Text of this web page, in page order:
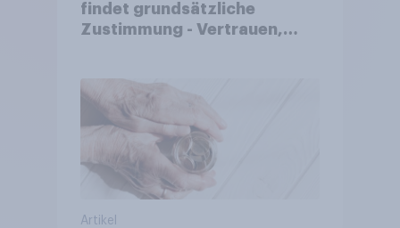
findet grundsätzliche
Zustimmung - Vertrauen,
Akzeptanz
Artikel